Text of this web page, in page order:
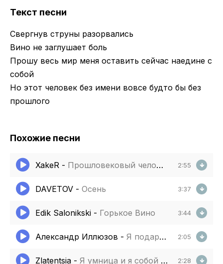
Текст песни
Свергнув струны разорвались
Вино не заглушает боль
Прошу весь мир меня оставить сейчас наедине с
собой
Но этот человек без имени вовсе будто бы без
прошлого
Похожие песни
XakeR - Прошловековый человек 2:55
DAVETOV - Осень 3:37
Edik Salonikski - Горькое Вино 3:44
Александр Иллюзов - Я подарю тебе весь мир 2:05
Zlatentsia - Я умница и я собой довольна довольна 2:28